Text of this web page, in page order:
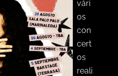
vári
os
con
cert
os
reali